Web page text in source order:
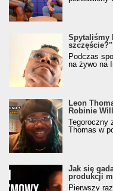
Spytaliśmy
Podczas
na żywo na
Leon
Robinie
Tegoroczny
Thomas w
Jak się
produkcji
Pierwszy